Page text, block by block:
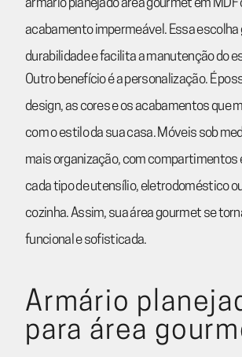
armário planejado área gourmet em MDF
acabamento impermeável. Essa escolha
durabilidade e facilita a manutenção do
Outro benefício é a personalização. É
design, as cores e os acabamentos que
com o estilo da sua casa. Móveis sob
mais organização, com compartimentos
cada tipo de utensílio, eletrodoméstico
cozinha. Assim, sua área gourmet se
funcional e sofisticada.
Armário
para área